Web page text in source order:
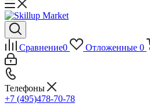
Сравнение0 Отложенные 0
Телефоны
+7 (495)478-70-78